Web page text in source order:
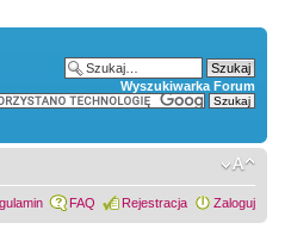
Wyszukiwarka Forum
FAQ Rejestracja Zaloguj